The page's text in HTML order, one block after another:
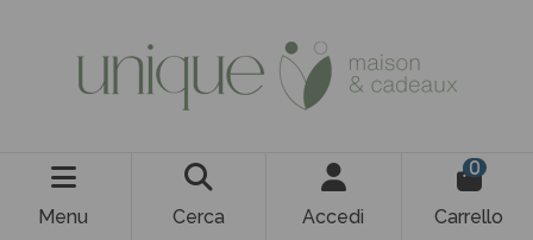
Menu Cerca Accedi
0
Carrello